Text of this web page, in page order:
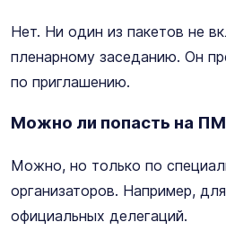
Нет. Ни один из пакетов не
пленарному заседанию. Он
по приглашению.
Можно ли попасть на
Можно, но только по
организаторов. Например,
официальных делегаций.